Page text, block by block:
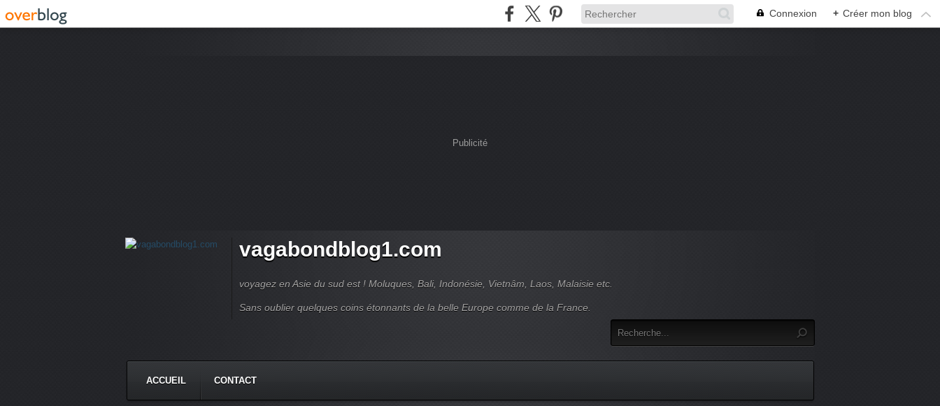
Connexion + Créer mon blog
Publicité
vagabondblog1.com
voyagez en Asie du sud est ! Moluques, Bali, Indonésie, Vietnâm, Laos, Malaisie etc.
Sans oublier quelques coins étonnants de la belle Europe comme de la France.
ACCUEIL CONTACT